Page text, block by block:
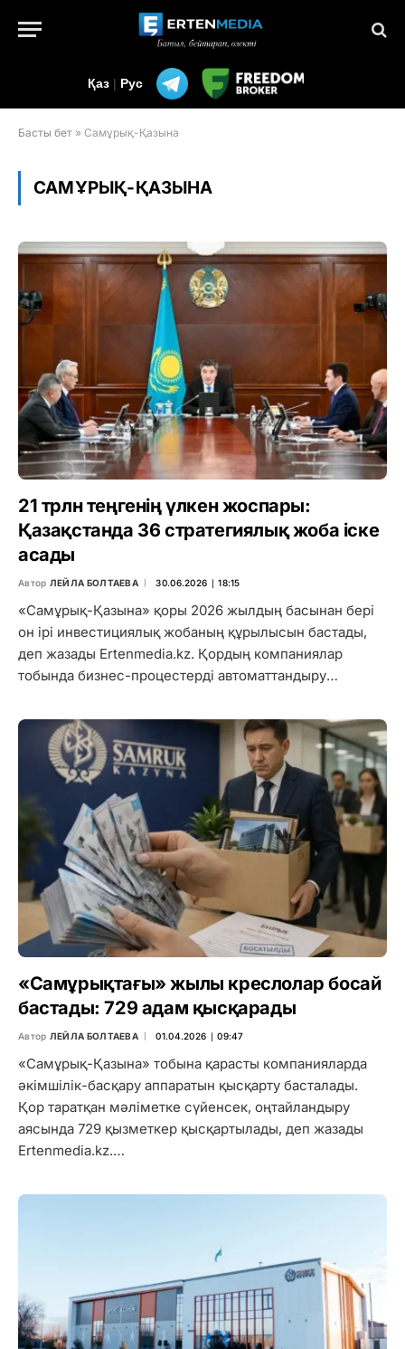
Қаз | Рус
Басты бет » Самұрық-Қазына
САМҰРЫҚ-ҚАЗЫНА
21 трлн теңгенің үлкен жоспары:
Қазақстанда 36 стратегиялық жоба іске
асады
Автор ЛЕЙЛА БОЛТАЕВА 30.06.2026 ∣ 18:15
«Самұрық-Қазына» қоры 2026 жылдың басынан бері
он ірі инвестициялық жобаның құрылысын бастады,
деп жазады Ertenmedia.kz. Қордың компаниялар
тобында бизнес-процестерді автоматтандыру…
«Самұрықтағы» жылы креслолар босай
бастады: 729 адам қысқарады
Автор ЛЕЙЛА БОЛТАЕВА 01.04.2026 ∣ 09:47
«Самұрық-Қазына» тобына қарасты компанияларда
әкімшілік-басқару аппаратын қысқарту басталады.
Қор таратқан мәліметке сүйенсек, оңтайландыру
аясында 729 қызметкер қысқартылады, деп жазады
Ertenmedia.kz.…